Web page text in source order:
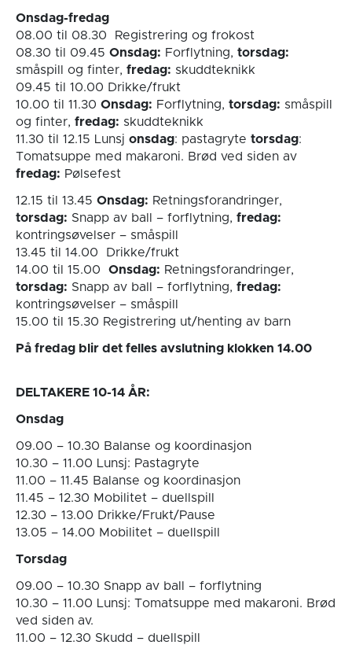
Onsdag-fredag
08.00 til 08.30 Registrering og frokost
08.30 til 09.45 Onsdag: Forflytning, torsdag:
småspill og finter, fredag: skuddteknikk
09.45 til 10.00 Drikke/frukt
10.00 til 11.30 Onsdag: Forflytning, torsdag: småspill
og finter, fredag: skuddteknikk
11.30 til 12.15 Lunsj onsdag: pastagryte torsdag:
Tomatsuppe med makaroni. Brød ved siden av
fredag: Pølsefest
12.15 til 13.45 Onsdag: Retningsforandringer,
torsdag: Snapp av ball – forflytning, fredag:
kontringsøvelser – småspill
13.45 til 14.00 Drikke/frukt
14.00 til 15.00 Onsdag: Retningsforandringer,
torsdag: Snapp av ball – forflytning, fredag:
kontringsøvelser – småspill
15.00 til 15.30 Registrering ut/henting av barn
På fredag blir det felles avslutning klokken 14.00
DELTAKERE 10-14 ÅR:
Onsdag
09.00 – 10.30 Balanse og koordinasjon
10.30 – 11.00 Lunsj: Pastagryte
11.00 – 11.45 Balanse og koordinasjon
11.45 – 12.30 Mobilitet – duellspill
12.30 – 13.00 Drikke/Frukt/Pause
13.05 – 14.00 Mobilitet – duellspill
Torsdag
09.00 – 10.30 Snapp av ball – forflytning
10.30 – 11.00 Lunsj: Tomatsuppe med makaroni. Brød
ved siden av.
11.00 – 12.30 Skudd – duellspill